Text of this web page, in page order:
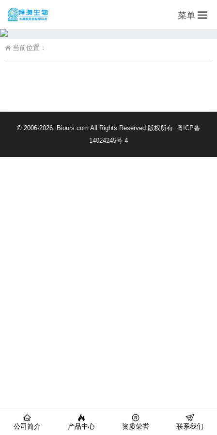
菜单
当前位置：
© 2006-2026. Biours.com All Rights Reserved.版权所有 粤ICP备
14024245号-4
公司简介 产品中心 资质荣誉 联系我们